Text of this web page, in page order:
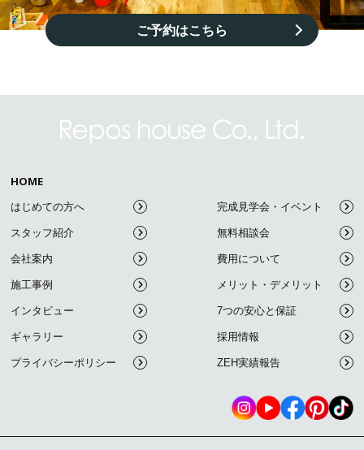
ご予約はこちら
HOME
はじめての方へ
スタッフ紹介
会社案内
施工事例
インタビュー
ギャラリー
プライバシーポリシー
完成見学会・イベント
無料相談会
費用について
メリット・デメリット
7つの安心と保証
採用情報
ZEH実績報告